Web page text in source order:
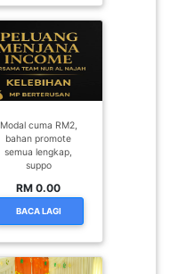
Modal cuma RM2,
bahan promote
semua lengkap,
suppo
RM 0.00
BACA LAGI